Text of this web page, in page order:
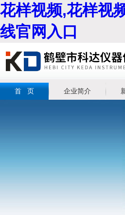
花样视频,花样视
线官网入口
首 页 企业简介